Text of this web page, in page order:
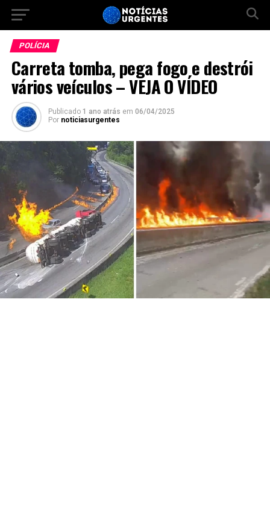
POLÍCIA
Carreta tomba, pega fogo e destrói
vários veículos – VEJA O VÍDEO
Publicado 1 ano atrás em 06/04/2025
Por noticiasurgentes